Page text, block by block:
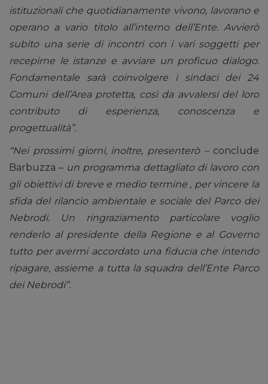
istituzionali che quotidianamente vivono, lavorano e
operano a vario titolo all’interno dell’Ente. Avvierò
subito una serie di incontri con i vari soggetti per
recepirne le istanze e avviare un proficuo dialogo.
Fondamentale sarà coinvolgere i sindaci dei 24
Comuni dell’Area protetta, così da avvalersi del loro
contributo di esperienza, conoscenza e
progettualità”.
“Nei prossimi giorni, inoltre, presenterò –conclude
Barbuzza – un programma dettagliato di lavoro con
gli obiettivi di breve e medio termine , per vincere la
sfida del rilancio ambientale e sociale del Parco dei
Nebrodi. Un ringraziamento particolare voglio
renderlo al presidente della Regione e al Governo
tutto per avermi accordato una fiducia che intendo
ripagare, assieme a tutta la squadra dell’Ente Parco
dei Nebrodi”.